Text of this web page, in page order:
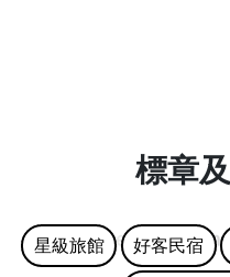
標章
星級旅館 好客民宿